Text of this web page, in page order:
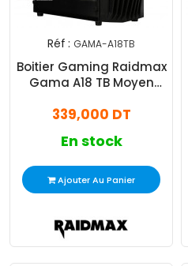
Réf : GAMA-A18TB
Boitier Gaming Raidmax
Gama A18 TB Moyen
339,000 DT
En stock
Ajouter Au Panier